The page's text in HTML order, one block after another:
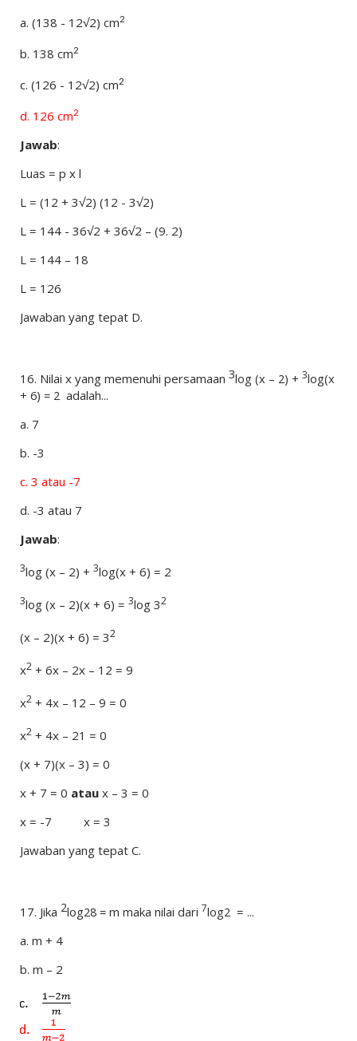
a. (138 - 12√2) cm2
b. 138 cm2
c. (126 - 12√2) cm2
d. 126 cm2
Jawab:
Luas = p x l
L = (12 + 3√2) (12 - 3√2)
L = 144 - 36√2 + 36√2 – (9. 2)
L = 144 – 18
L = 126
Jawaban yang tepat D.
16. Nilai x yang memenuhi persamaan 3log (x – 2) + 3log(x
+ 6) = 2 adalah...
a. 7
b. -3
c. 3 atau -7
d. -3 atau 7
Jawab:
3log (x – 2) + 3log(x + 6) = 2
3log (x – 2)(x + 6) = 3log 32
(x – 2)(x + 6) = 32
x2+ 6x – 2x – 12 = 9
x2+ 4x – 12 – 9 = 0
x2+ 4x – 21 = 0
(x + 7)(x – 3) = 0
x + 7 = 0 atau x – 3 = 0
x = -7
x = 3
Jawaban yang tepat C.
17. Jika 2log28 = m maka nilai dari 7log2 = ...
a. m + 4
b. m – 2